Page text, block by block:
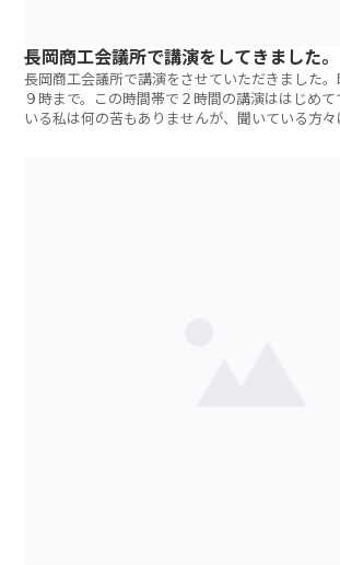
長岡商工会議所で講演をしてきました。
長岡商工会議所で講演をさせていただきました
９時まで。この時間帯で２時間の講演ははじめ
いる私は何の苦もありませんが、聞いている方